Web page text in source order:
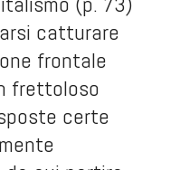
catturare
frontale
frettoloso
certe